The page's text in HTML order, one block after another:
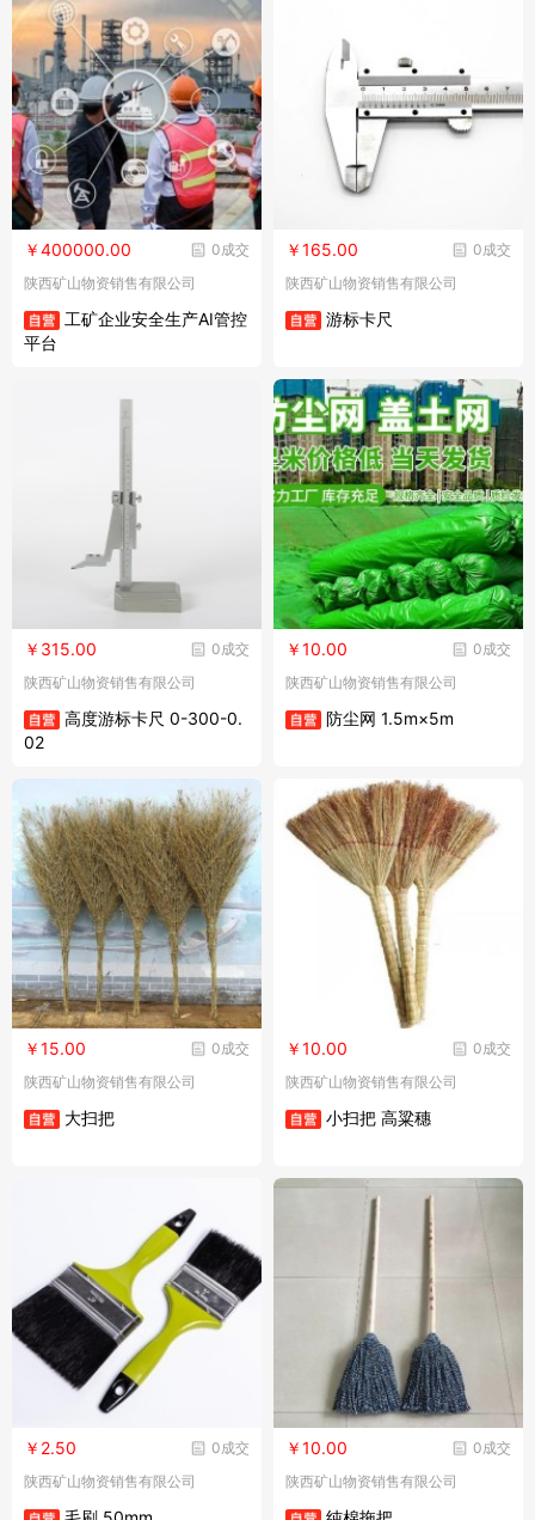
0成交
￥400000.00
陕西矿山物资销售有限公司
工矿企业安全生产AI管控
平台
0成交
￥165.00
陕西矿山物资销售有限公司
游标卡尺
0成交
￥315.00
陕西矿山物资销售有限公司
高度游标卡尺 0-300-0.
02
0成交
￥10.00
陕西矿山物资销售有限公司
防尘网 1.5m×5m
0成交
￥15.00
陕西矿山物资销售有限公司
大扫把
0成交
￥10.00
陕西矿山物资销售有限公司
小扫把 高粱穗
0成交
￥2.50
陕西矿山物资销售有限公司
0成交
￥10.00
陕西矿山物资销售有限公司